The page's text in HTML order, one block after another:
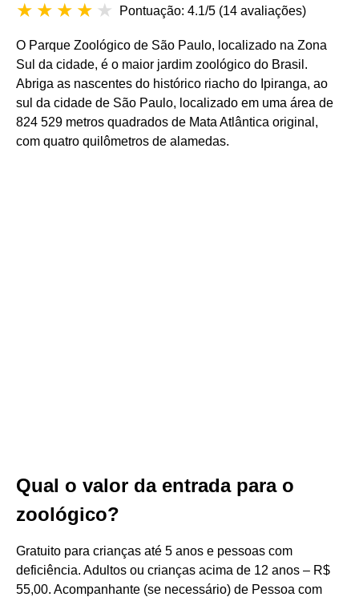
Pontuação: 4.1/5 (14 avaliações)
O Parque Zoológico de São Paulo, localizado na Zona
Sul da cidade, é o maior jardim zoológico do Brasil.
Abriga as nascentes do histórico riacho do Ipiranga, ao
sul da cidade de São Paulo, localizado em uma área de
824 529 metros quadrados de Mata Atlântica original,
com quatro quilômetros de alamedas.
Qual o valor da entrada para o
zoológico?
Gratuito para crianças até 5 anos e pessoas com
deficiência. Adultos ou crianças acima de 12 anos – R$
55,00. Acompanhante (se necessário) de Pessoa com